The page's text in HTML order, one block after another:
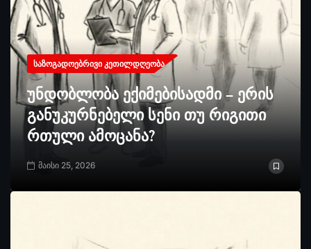
ᲡᲐᲖᲝᲒᲐᲓᲝᲔᲑᲠᲘᲕᲘ ᲙᲔᲗᲘᲚᲓᲦᲔᲝᲑᲐ
უნდობლობა ექიმებისადმი – ერის
განუკურნებელი სენი თუ რიგითი
რთული ამოცანა?
მაისი 25, 2026